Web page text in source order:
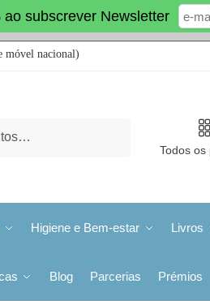
ao subscrever Newsletter
móvel nacional)
Todos os
Higiene e Bem-estar Livros
Blog Parcerias Prémios